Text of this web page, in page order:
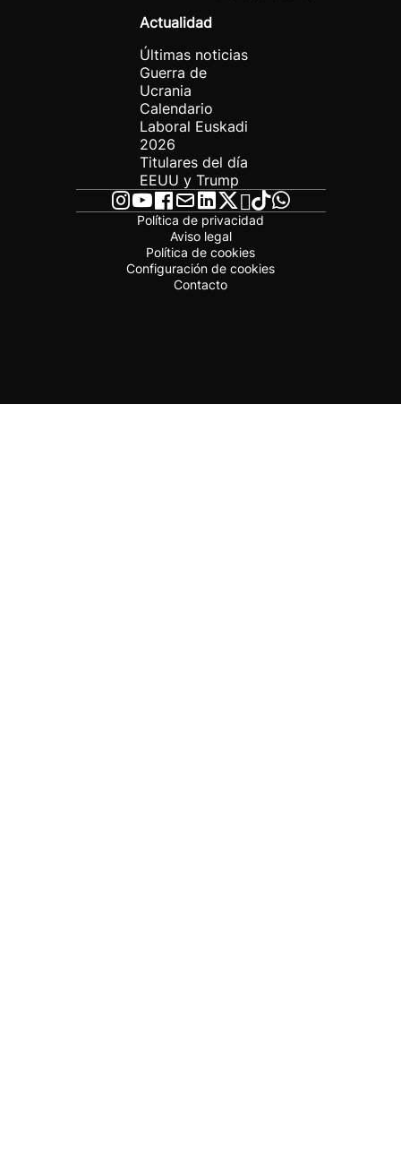
Actualidad
Últimas noticias
Guerra de
Ucrania
Calendario
Laboral Euskadi
2026
Titulares del día
EEUU y Trump
Política de privacidad
Aviso legal
Política de cookies
Configuración de cookies
Contacto